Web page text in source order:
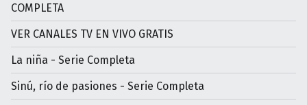
COMPLETA
VER CANALES TV EN VIVO GRATIS
La niña - Serie Completa
Sinú, río de pasiones - Serie Completa